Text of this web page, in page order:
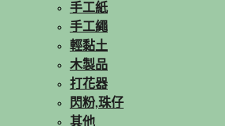
手工紙
手工繩
輕黏土
木製品
打花器
閃粉,珠仔
其他